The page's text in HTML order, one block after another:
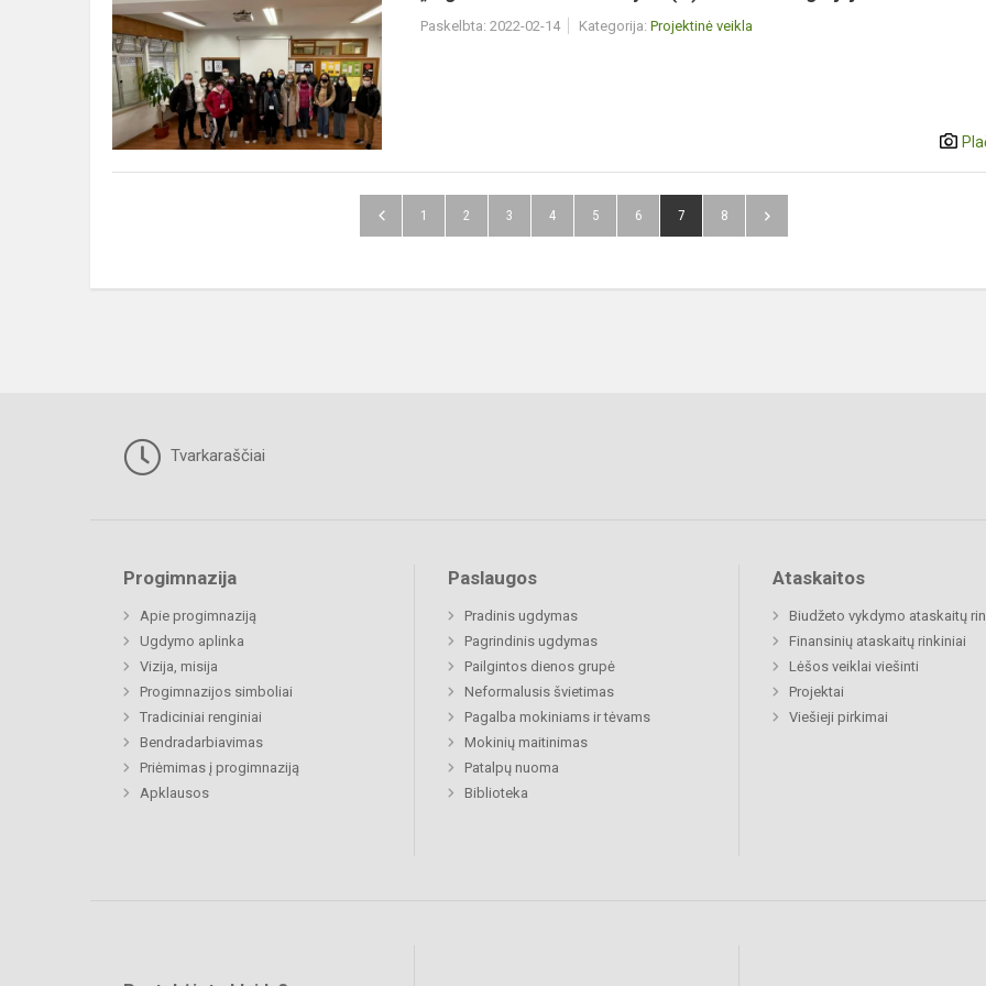
Influencer”.
Mokymo(si)
veikla
Portugalijoje
Paskelbta: 2022-02-14 Kategorija: Projektinė veikla
1 2 3 4 5 6 7 8
Tvarkaraščiai
Progimnazija
Apie progimnaziją
Ugdymo aplinka
Vizija, misija
Progimnazijos simboliai
Tradiciniai renginiai
Bendradarbiavimas
Priėmimas į progimnaziją
Apklausos
Paslaugos
Pradinis ugdymas
Pagrindinis ugdymas
Pailgintos dienos grupė
Neformalusis švietimas
Pagalba mokiniams ir tėvams
Mokinių maitinimas
Patalpų nuoma
Biblioteka
Ataskaitos
Biudžeto vykdymo ataskaitų
Finansinių ataskaitų rinkiniai
Lėšos veiklai viešinti
Projektai
Viešieji pirkimai